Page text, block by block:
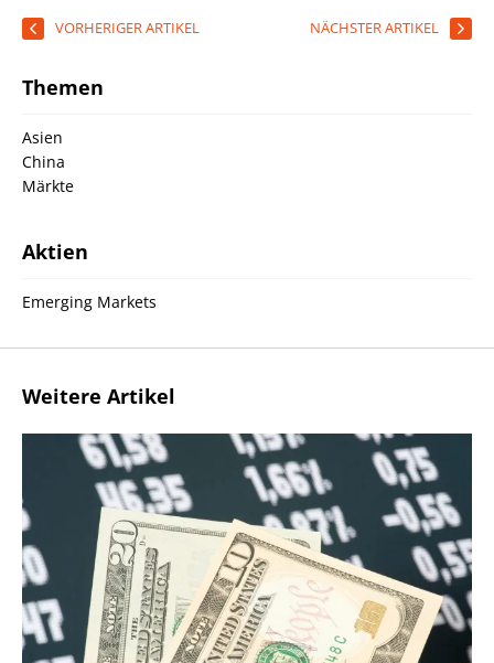
VORHERIGER ARTIKEL NÄCHSTER ARTIKEL
Themen
Asien
China
Märkte
Aktien
Emerging Markets
Weitere Artikel